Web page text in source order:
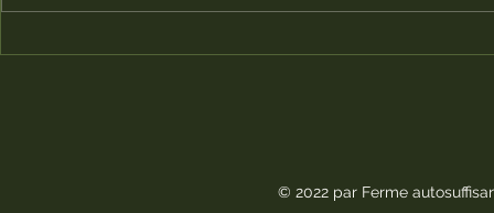
© 2022 par Ferme